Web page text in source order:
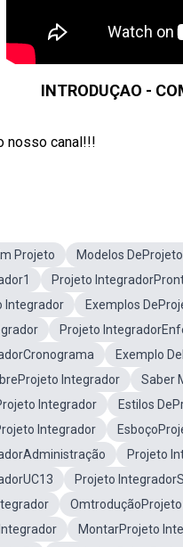
INTRODUÇAO -
nosso canal!!!
Projeto Modelos
Projeto
Integrador
Exemplos
Projeto
Exemplo
Integrador
Saber
Integrador
Estilos
Integrador
Projeto
Projeto
MontarProjeto